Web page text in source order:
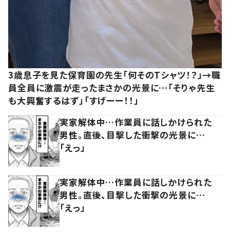
3歳息子を見た保育園の先生「何そのTシャツ！？」→職
員全員に激震が走ったまさかの光景に…「そりゃ先生
も大興奮するはず」「すげーー！！」
実家解体中…作業員に話しかけられた
男性。直後、目撃した衝撃の光景に…
「えっ」
実家解体中…作業員に話しかけられた
男性。直後、目撃した衝撃の光景に…
「えっ」